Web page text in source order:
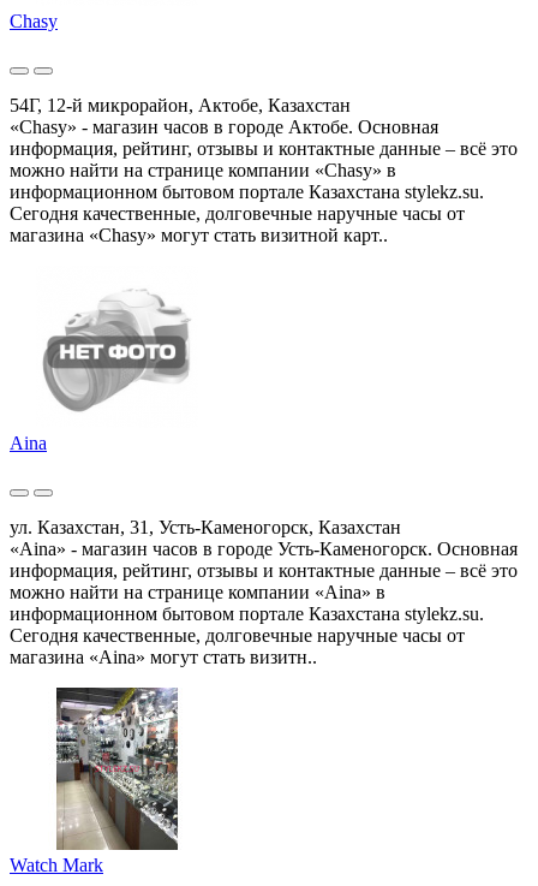
Chasy
54Г, 12-й микрорайон, Актобе, Казахстан
«Chasy» - магазин часов в городе Актобе. Основная
информация, рейтинг, отзывы и контактные данные – всё это
можно найти на странице компании «Chasy» в
информационном бытовом портале Казахстана stylekz.su.
Сегодня качественные, долговечные наручные часы от
магазина «Chasy» могут стать визитной карт..
Aina
ул. Казахстан, 31, Усть-Каменогорск, Казахстан
«Aina» - магазин часов в городе Усть-Каменогорск. Основная
информация, рейтинг, отзывы и контактные данные – всё это
можно найти на странице компании «Aina» в
информационном бытовом портале Казахстана stylekz.su.
Сегодня качественные, долговечные наручные часы от
магазина «Aina» могут стать визитн..
Watch Mark